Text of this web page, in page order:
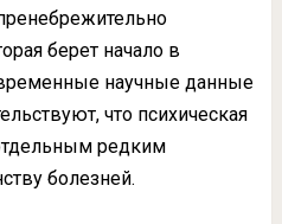
берет начало в
научные данные
что психическая
редким
болезней.